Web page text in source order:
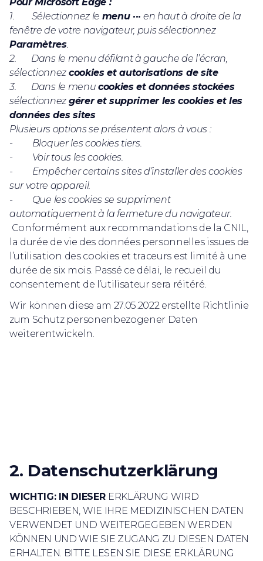
1. Sélectionnez le menu ··· en haut à droite de la
fenêtre de votre navigateur, puis sélectionnez
Paramètres.
2. Dans le menu défilant à gauche de l’écran,
sélectionnez cookies et autorisations de site
3. Dans le menu cookies et données stockées
sélectionnez gérer et supprimer les cookies et les
données des sites
Plusieurs options se présentent alors à vous :
- Bloquer les cookies tiers.
- Voir tous les cookies.
- Empêcher certains sites d’installer des cookies
sur votre appareil.
- Que les cookies se suppriment
automatiquement à la fermeture du navigateur.
Conformément aux recommandations de la CNIL,
la durée de vie des données personnelles issues de
l’utilisation des cookies et traceurs est limité à une
durée de six mois. Passé ce délai, le recueil du
consentement de l’utilisateur sera réitéré.
Wir können diese am 27.05.2022 erstellte Richtlinie
zum Schutz personenbezogener Daten
weiterentwickeln.
2. Datenschutzerklärung
WICHTIG: IN DIESER ERKLÄRUNG WIRD
BESCHRIEBEN, WIE IHRE MEDIZINISCHEN DATEN
VERWENDET UND WEITERGEGEBEN WERDEN
KÖNNEN UND WIE SIE ZUGANG ZU DIESEN DATEN
ERHALTEN. BITTE LESEN SIE DIESE ERKLÄRUNG